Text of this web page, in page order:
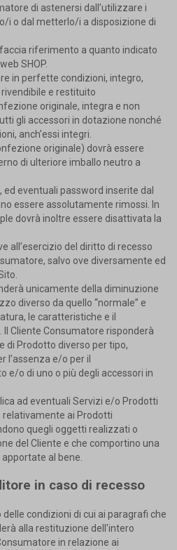
di astenersi dall’utilizzare i
i o dal metterlo/i a disposizione di
riferimento a quanto indicato
SHOP.
in perfette condizioni, integro,
e restituito
originale, integra e non
gli accessori in dotazione nonché
anch’essi integri.
originale) dovrà essere
di ulteriore imballo neutro a
eventuali password inserite dal
essere assolutamente rimossi. In
dovrà inoltre essere disattivata la
all’esercizio del diritto di recesso
salvo ove diversamente ed
unicamente della diminuzione
diverso da quello “normale” e
le caratteristiche e il
Cliente Consumatore risponderà
di Prodotto diverso per tipo,
l’assenza e/o per il
e/o di uno o più degli accessori in
ad eventuali Servizi e/o Prodotti
ai Prodotti
quegli oggetti realizzati o
del Cliente e che comportino una
al bene.
in caso di recesso
condizioni di cui ai paragrafi che
alla restituzione dell'intero
in relazione ai